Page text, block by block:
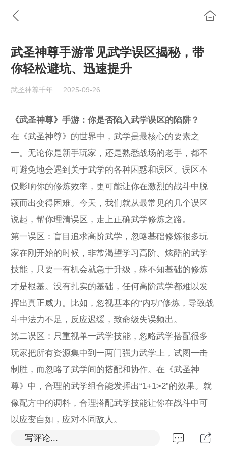
武圣神尊手游常见武学误区揭秘，带
你轻松避坑、迅速提升
武圣神尊千年 2025-09-26
《武圣神尊》手游：你是否陷入武学误区的陷阱？
在《武圣神尊》的世界中，武学是最核心的要素之
一。无论你是新手玩家，还是熟悉战场的老手，都不
可避免地会遇到关于武学的各种困惑和误区。误区不
仅影响你的修炼效率，更可能让你在激烈的战斗中脱
颖而出变得困难。今天，我们就从最常见的几个误区
说起，帮你理清误区，走上正确武学修炼之路。
第一误区：盲目追求高阶武学，忽略基础修炼很多玩
家在刚开始的时候，非常渴望学习高阶、炫酷的武学
技能，只要一有机会就急于升级，殊不知基础的修炼
才是根基。没有扎实的基础，任何高阶武学都难以发
挥出真正威力。比如，忽视基本的“内功”修炼，导致战
斗中法力不足，反应迟缓，致命级失误频出。
第二误区：只重视单一武学技能，忽略武学搭配很多
玩家把所有资源集中到一两门强力武学上，试图一击
制胜，而忽略了武学间的搭配和协作。在《武圣神
尊》中，合理的武学组合能发挥出“1+1>2”的效果。就
像配方中的调料，合理搭配武学技能让你在战斗中可
以应变自如，应对不同敌人。
第三误区：追求“爆发”而忽视持久战能力不少玩家追求
写评论...